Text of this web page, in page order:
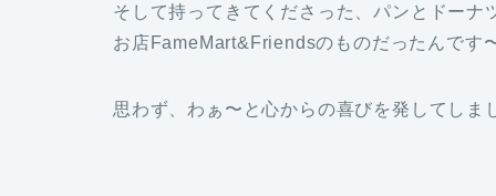
そして持ってきてくださった、パンとドー
お店FameMart&Friendsのものだったんです
思わず、わぁ〜と心からの喜びを発してしま